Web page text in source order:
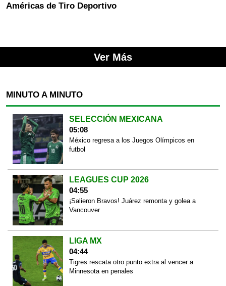
Américas de Tiro Deportivo
Ver Más
MINUTO A MINUTO
SELECCIÓN MEXICANA
05:08
México regresa a los Juegos Olímpicos en
futbol
LEAGUES CUP 2026
04:55
¡Salieron Bravos! Juárez remonta y golea a
Vancouver
LIGA MX
04:44
Tigres rescata otro punto extra al vencer a
Minnesota en penales